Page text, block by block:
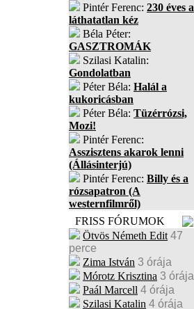
Pintér Ferenc: 230 éves a
láthatatlan kéz
Béla Péter:
GASZTROMÁK
Szilasi Katalin:
Gondolatban
Péter Béla: Halál a
kukoricásban
Péter Béla: Tüzérrózsi,
Mozi!
Pintér Ferenc:
Asszisztens akarok lenni
(Állásinterjú)
Pintér Ferenc: Billy és a
rózsapatron (A
westernfilmről)
FRISS FÓRUMOK
Ötvös Németh Edit 47
perce
Zima István 3 órája
Mórotz Krisztina 3 órája
Paál Marcell 4 órája
Szilasi Katalin 4 órája